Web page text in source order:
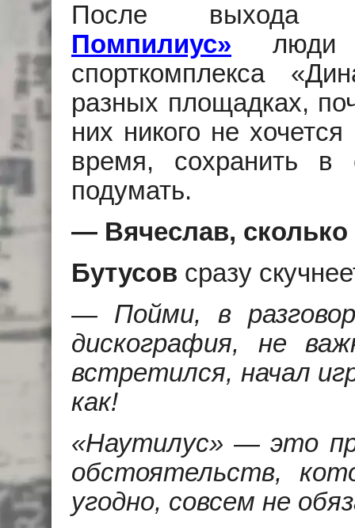
После
Помпилиус» люди
спорткомплекса
разных площадках,
них никого не
время, сохранить
подумать.
— Вячеслав, сколько
Бутусов сразу
— Пойми, в
дискография, не
встретился, начал
как!
«Наутилус» — это
обстоятельств,
угодно, совсем не